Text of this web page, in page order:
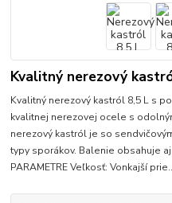
Kvalitný nerezový
Kvalitný nerezový kastról 8,5 L s
kvalitnej nerezovej ocele s
nerezový kastról je so
typy sporákov. Balenie obsahuje
PARAMETRE Veľkosť: Vonkajší